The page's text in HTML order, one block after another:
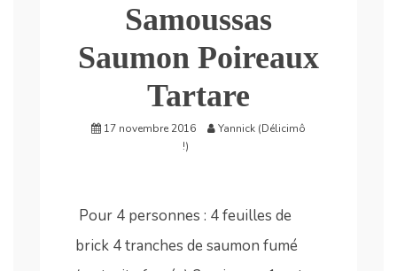
Samoussas
Saumon Poireaux
Tartare
17 novembre 2016
Yannick (Délicimô
!)
Pour 4 personnes : 4 feuilles de
brick 4 tranches de saumon fumé